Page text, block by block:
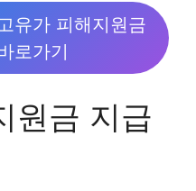
유가 피해지원금
로가기
원금 지급